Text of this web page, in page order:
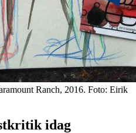
Ranch, 2016. Foto: Eirik
idag